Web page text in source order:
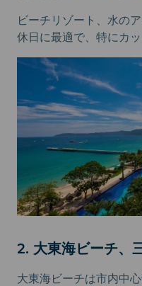
ビーチリゾート、水の
休日に最適で、特にカ
2. 大東海ビーチ、
大東海ビーチは市内中